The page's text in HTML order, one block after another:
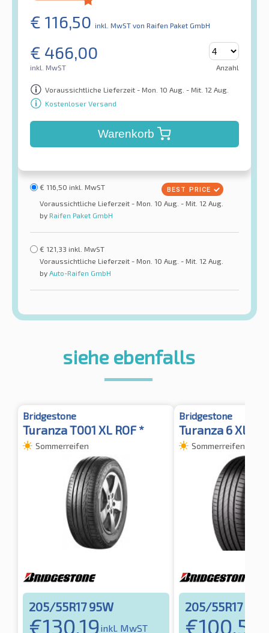
€ 116,50 inkl. MwST von Raifen Paket GmbH
€ 466,00
inkl. MwST Anzahl
Voraussichtliche Lieferzeit - Mon. 10 Aug. - Mit. 12 Aug.
Kostenloser Versand
Warenkorb
€ 116,50 inkl. MwST
Voraussichtliche Lieferzeit - Mon. 10 Aug. - Mit. 12 Aug.
by Raifen Paket GmbH
€ 121,33 inkl. MwST
Voraussichtliche Lieferzeit - Mon. 10 Aug. - Mit. 12 Aug.
by Auto-Raifen GmbH
siehe ebenfalls
Bridgestone
Turanza T001 XL ROF *
Sommerreifen
205/55R17 95W
€130,19inkl. MwST
Bridgestone
Turanza 6 XL
Sommerreifen
205/55R17 95V
€100,54